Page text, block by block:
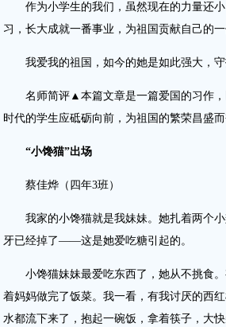
作为小学生的我们，虽然现在的力量还小
习，长大成就一番事业，为祖国贡献自己的一
我爱我的祖国，如今的她是如此强大，守
名师简评▲本篇文章是一篇爱国的习作，
时代的学生应砥砺向前，为祖国的繁荣昌盛
“小馋猫”出场
蔡佳烨（四年3班）
我家的小馋猫就是我妹妹。她扎着两个小
牙已经掉了——这是她爱吃糖引起的。
小馋猫妹妹最爱吃东西了，她从不挑食。
着妈妈做完了饭菜。我一看，有我讨厌的西
水都流下来了，抱起一碗饭，拿着筷子，大